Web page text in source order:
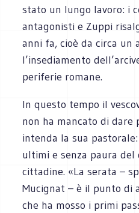
stato un lungo lavoro: i
antagonisti e Zuppi
anni fa, cioè da circa un
l’insediamento
periferie romane.
In questo tempo il
non ha mancato di dare
intenda la sua
ultimi e senza paura del
cittadine. «La serata –
Mucignat – è il punto di
che ha mosso i primi